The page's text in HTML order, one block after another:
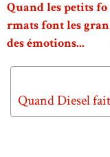
Quand les petits fo
rmats font les gran
des émotions...